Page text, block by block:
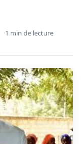
1 min de lecture